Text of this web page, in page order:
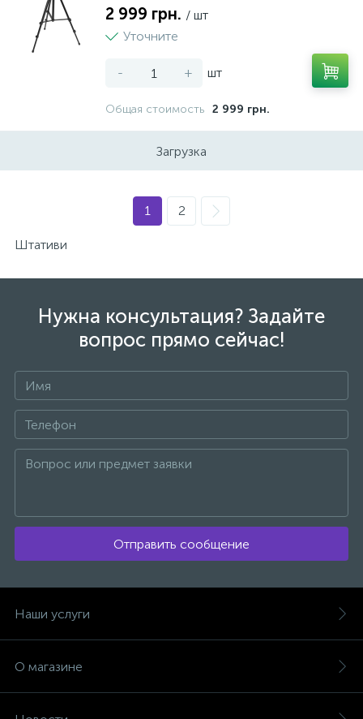
2 999 грн. / шт
Уточните
- + шт
Общая стоимость 2 999 грн.
Загрузка
1 2
Штативи
Нужна консультация? Задайте
вопрос прямо сейчас!
Отправить сообщение
Наши услуги
О магазине